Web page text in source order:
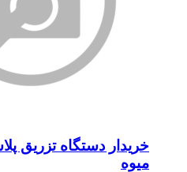
خریدار دستگاه تزریق
میوه